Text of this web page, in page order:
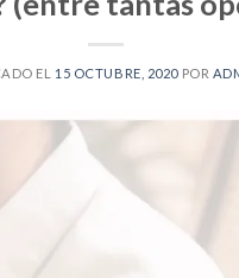
EL 15 OCTUBRE, 2020 POR